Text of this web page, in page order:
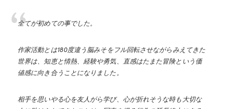
全てが初めての事でした。
作家活動とは180度違う脳みそをフル回転させながらみえてきた
世界は、知恵と情熱、経験や勇気、直感はたまた冒険という価
値感に向き合うことになりました。
相手を思いやる心を友人がら学び、心が折れそうな時も大切な